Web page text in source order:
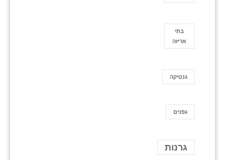
בתי
אריזה
גנטיקה
גפנים
גרנות